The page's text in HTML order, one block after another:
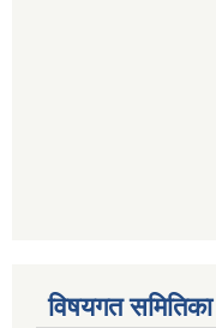
विषयगत